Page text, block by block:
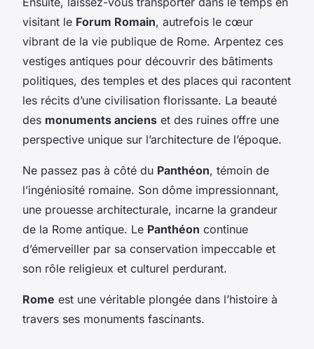
visitant le Forum Romain, autrefois le cœur
vibrant de la vie publique de Rome. Arpentez ces
vestiges antiques pour découvrir des bâtiments
politiques, des temples et des places qui racontent
les récits d’une civilisation florissante. La beauté
des monuments anciens et des ruines offre une
perspective unique sur l’architecture de l’époque.
Ne passez pas à côté du Panthéon, témoin de
l’ingéniosité romaine. Son dôme impressionnant,
une prouesse architecturale, incarne la grandeur
de la Rome antique. Le Panthéon continue
d’émerveiller par sa conservation impeccable et
son rôle religieux et culturel perdurant.
Rome est une véritable plongée dans l’histoire à
travers ses monuments fascinants.